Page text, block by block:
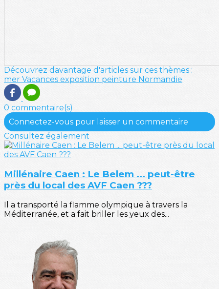
Découvrez davantage d'articles sur ces thèmes :
mer Vacances exposition peinture Normandie
0 commentaire(s)
Connectez-vous pour laisser un commentaire
Consultez également
Millénaire Caen : Le Belem ... peut-être
près du local des AVF Caen ???
Il a transporté la flamme olympique à travers la
Méditerranée, et a fait briller les yeux des...